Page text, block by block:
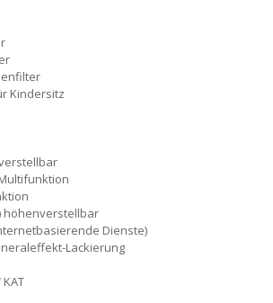
Kindersitz
höhenverstellbar
Dienste)
Lackierung